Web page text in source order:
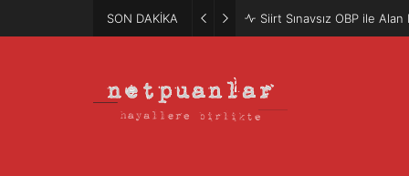
SON DAKİKA Mütercim Atama Puanları